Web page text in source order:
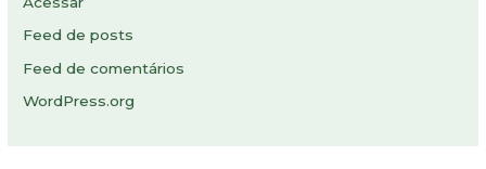
Feed de posts
Feed de comentários
WordPress.org